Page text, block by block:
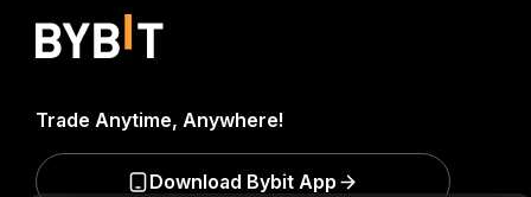
Trade Anytime, Anywhere!
Download Bybit App